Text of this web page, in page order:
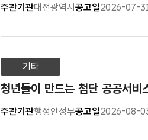
주관기관대전광역시 공고일2026-07-
기타
청년들이 만드는 첨단 공공서
주관기관행정안정부공고일2026-08-